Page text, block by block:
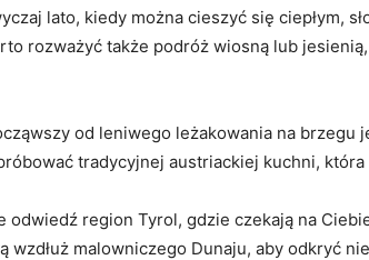
lato, kiedy można cieszyć się ciepłym,
rozważyć ‌także ‍podróż‌ wiosną⁢ lub
‌od leniwego​ leżakowania na brzegu
tradycyjnej ⁣austriackiej kuchni,
region⁢ Tyrol, gdzie czekają na
malowniczego Dunaju, aby odkryć